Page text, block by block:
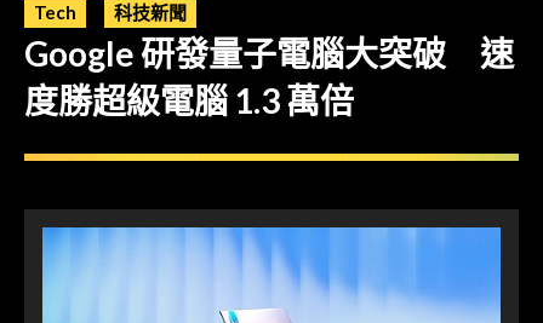
Tech 科技新聞
Google 研發量子電腦大突破 速
度勝超級電腦 1.3 萬倍